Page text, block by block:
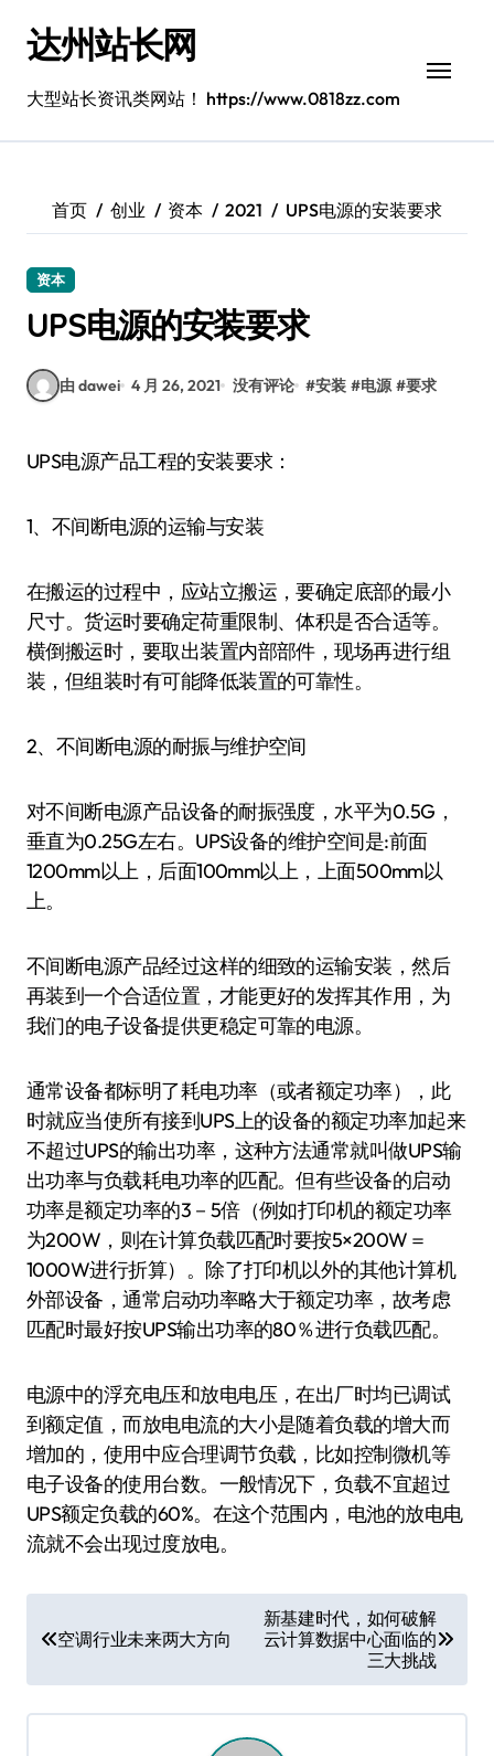
达州站长网
大型站长资讯类网站！ https://www.0818zz.com
首页 创业 资本 2021 UPS电源的安装要求
资本
UPS电源的安装要求
由 dawei 4 月 26, 2021 没有评论 #安装 #电源 #要求
UPS电源产品工程的安装要求：
1、不间断电源的运输与安装
在搬运的过程中，应站立搬运，要确定底部的最小
尺寸。货运时要确定荷重限制、体积是否合适等。
横倒搬运时，要取出装置内部部件，现场再进行组
装，但组装时有可能降低装置的可靠性。
2、不间断电源的耐振与维护空间
对不间断电源产品设备的耐振强度，水平为0.5G，
垂直为0.25G左右。UPS设备的维护空间是:前面
1200mm以上，后面100mm以上，上面500mm以
上。
不间断电源产品经过这样的细致的运输安装，然后
再装到一个合适位置，才能更好的发挥其作用，为
我们的电子设备提供更稳定可靠的电源。
通常设备都标明了耗电功率（或者额定功率），此
时就应当使所有接到UPS上的设备的额定功率加起来
不超过UPS的输出功率，这种方法通常就叫做UPS输
出功率与负载耗电功率的匹配。但有些设备的启动
功率是额定功率的3－5倍（例如打印机的额定功率
为200W，则在计算负载匹配时要按5×200W＝
1000W进行折算）。除了打印机以外的其他计算机
外部设备，通常启动功率略大于额定功率，故考虑
匹配时最好按UPS输出功率的80％进行负载匹配。
电源中的浮充电压和放电电压，在出厂时均已调试
到额定值，而放电电流的大小是随着负载的增大而
增加的，使用中应合理调节负载，比如控制微机等
电子设备的使用台数。一般情况下，负载不宜超过
UPS额定负载的60%。在这个范围内，电池的放电电
流就不会出现过度放电。
章
导
航
空调行业未来两大方向
新基建时代，如何破解
云计算数据中心面临的
三大挑战